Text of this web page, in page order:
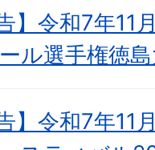
】令和7年11
ル選手権徳
】令和7年